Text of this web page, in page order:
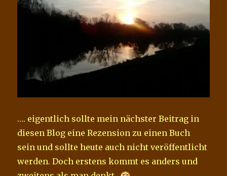
…. eigentlich sollte mein nächster Beitrag in
diesen Blog eine Rezension zu einen Buch
sein und sollte heute auch nicht veröffentlicht
werden. Doch erstens kommt es anders und